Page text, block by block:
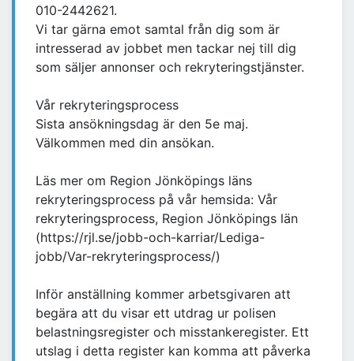
010-2442621.
Vi tar gärna emot samtal från dig som är
intresserad av jobbet men tackar nej till dig
som säljer annonser och rekryteringstjänster.
Vår rekryteringsprocess
Sista ansökningsdag är den 5e maj.
Välkommen med din ansökan.
Läs mer om Region Jönköpings läns
rekryteringsprocess på vår hemsida: Vår
rekryteringsprocess, Region Jönköpings län
(https://rjl.se/jobb-och-karriar/Lediga-
jobb/Var-rekryteringsprocess/)
Inför anställning kommer arbetsgivaren att
begära att du visar ett utdrag ur polisen
belastningsregister och misstankeregister. Ett
utslag i detta register kan komma att påverka